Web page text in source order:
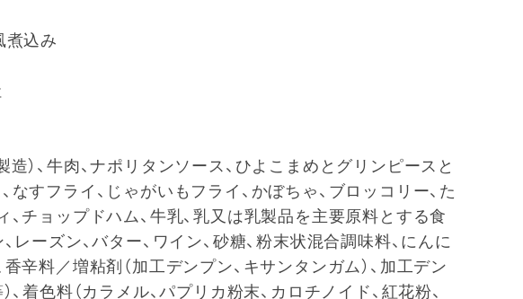
煮込み
）、牛肉、ナポリタンソース、ひよこまめとグリンピースと
すフライ、じゃがいもフライ、かぼちゃ、ブロッコリー、た
、チョップドハム、牛乳、乳又は乳製品を主要原料とする食
レーズン、バター、ワイン、砂糖、粉末状混合調味料、にんに
辛料／増粘剤（加工デンプン、キサンタンガム）、加工デン
、着色料（カラメル、パプリカ粉末、カロチノイド、紅花粉、